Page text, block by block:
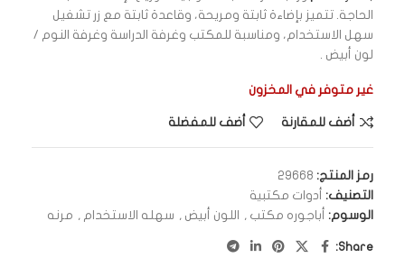
الحاجة. تتميز بإضاءة ثابتة ومريحة، وقاعدة ثابتة مع زر تشغيل
سهل الاستخدام، ومناسبة للمكتب وغرفة الدراسة وغرفة النوم /
لون أبيض .
غير متوفر في المخزون
أضف للمقارنة أضف للمفضلة
رمز المنتج: 29668
التصنيف: أدوات مكتبية
الوسوم: أباجوره مكتب , اللون أبيض , سهله الاستخدام , مرنه
Share: